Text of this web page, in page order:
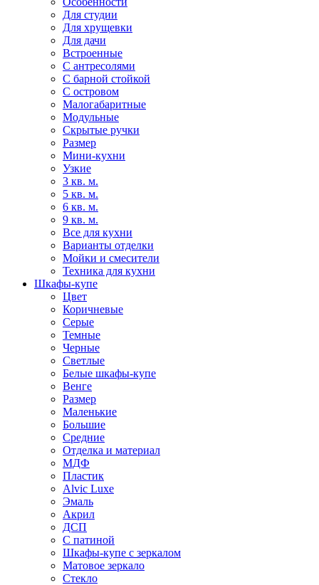
Для студии
Для хрущевки
Для дачи
Встроенные
С антресолями
С барной стойкой
С островом
Малогабаритные
Модульные
Скрытые ручки
Размер
Мини-кухни
Узкие
3 кв. м.
5 кв. м.
6 кв. м.
9 кв. м.
Все для кухни
Варианты отделки
Мойки и смесители
Техника для кухни
Шкафы-купе
Цвет
Коричневые
Серые
Темные
Черные
Светлые
Белые шкафы-купе
Венге
Размер
Маленькие
Большие
Средние
Отделка и материал
МДФ
Пластик
Alvic Luxe
Эмаль
Акрил
ДСП
С патиной
Шкафы-купе с зеркалом
Матовое зеркало
Стекло